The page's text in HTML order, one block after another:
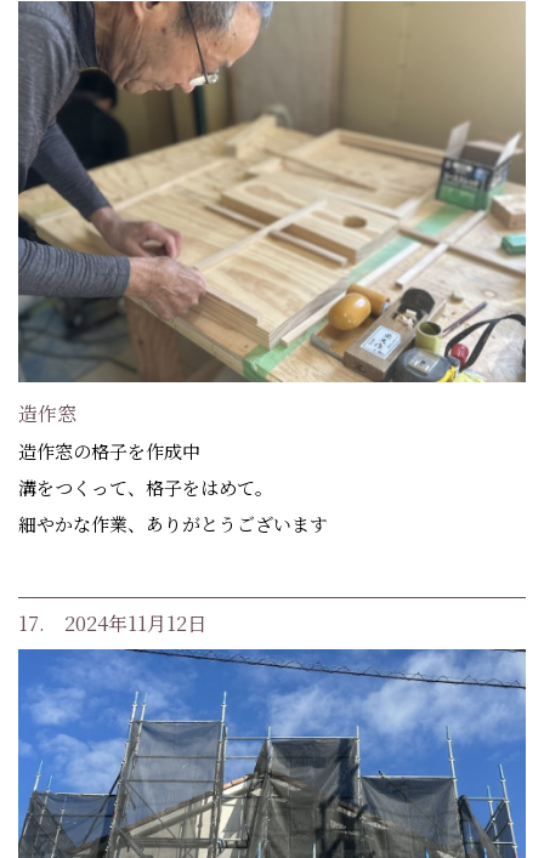
造作窓
造作窓の格子を作成中
溝をつくって、格子をはめて。
細やかな作業、ありがとうございます
17. 2024年11月12日